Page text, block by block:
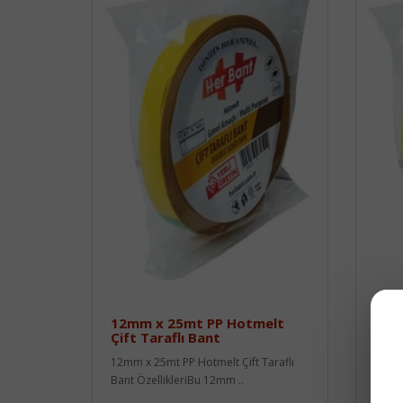
12mm x 25mt PP Hotmelt
Çift Taraflı Bant
12mm x 25mt PP Hotmelt Çift Taraflı
Bant ÖzellikleriBu 12mm ..